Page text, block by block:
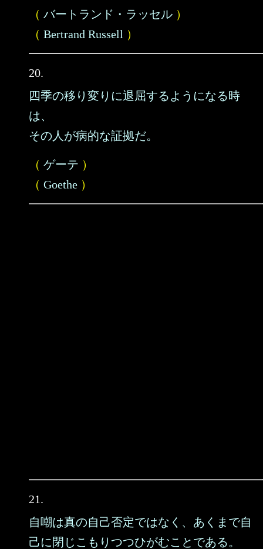
（ バートランド・ラッセル ）
（ Bertrand Russell ）
20.
四季の移り変りに退屈するようになる時
は、
その人が病的な証拠だ。
（ ゲーテ ）
（ Goethe ）
21.
自嘲は真の自己否定ではなく、あくまで自
己に閉じこもりつつひがむことである。